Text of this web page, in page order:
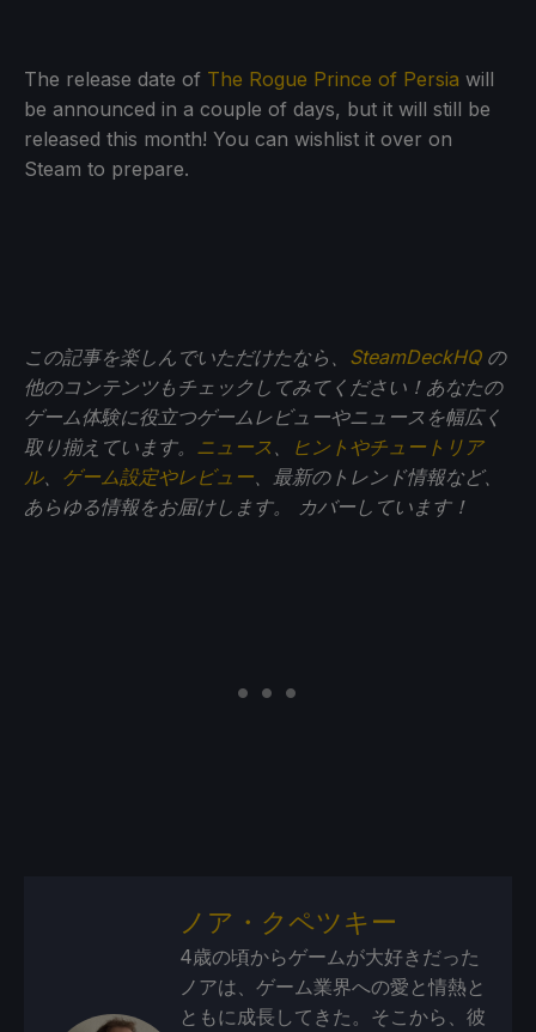
The release date of The Rogue Prince of Persia will
be announced in a couple of days, but it will still be
released this month! You can wishlist it over on
Steam to prepare.
この記事を楽しんでいただけたなら、 SteamDeckHQの
他のコンテンツもチェックしてみてください！あなたの
ゲーム体験に役立つゲームレビューやニュースを幅広く
取り揃えています。 ニュース
ヒントやチュートリア
ル、 ゲーム設定やレビュー 、最新のトレンド情報など、
あらゆる情報をお届けします。
カバーしています！
ノア・クペツキー
4歳の頃からゲームが大好きだった
ノアは、ゲーム業界への愛と情熱と
ともに成長してきた。そこから、彼